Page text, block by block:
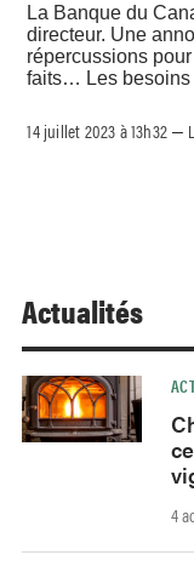
La Banque du
directeur. Une
répercussions
faits… Les besoins
14 juillet 2023 à 13h32 –
Actualités
4